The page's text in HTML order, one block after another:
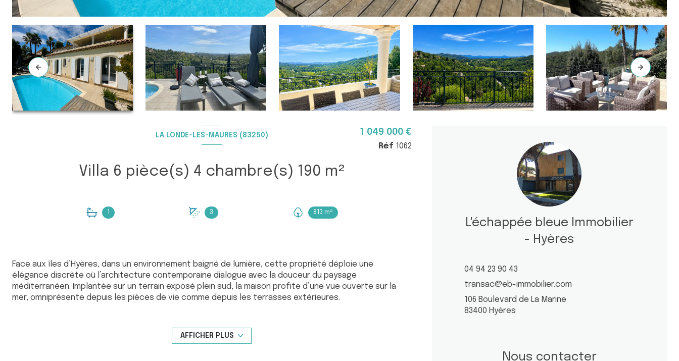
LA LONDE-LES-MAURES (83250)
Villa 6 pièce(s) 4 chambre(s) 190 m²
3 813 m²
1 049 000 €
Réf 1062
Face aux îles d’Hyères, dans un environnement baigné de lumière, cette propriété déploie une
élégance discrète où l’architecture contemporaine dialogue avec la douceur du paysage
méditerranéen. Implantée sur un terrain exposé plein sud, la maison profite d’une vue ouverte sur la
mer, omniprésente depuis les pièces de vie comme depuis les terrasses extérieures.
lignes épurées et ses généreux espaces extérieurs. Construite en 2004 et régulièrement entretenue,
la propriété conjugue aujourd’hui confort moderne et atmosphère chaleureuse, grâce à une
AFFICHER PLUS
L'échappée bleue Immobilier
- Hyères
04 94 23 90 43
transac@eb-immobilier.com
106 Boulevard de La Marine
83400 Hyères
Nous contacter